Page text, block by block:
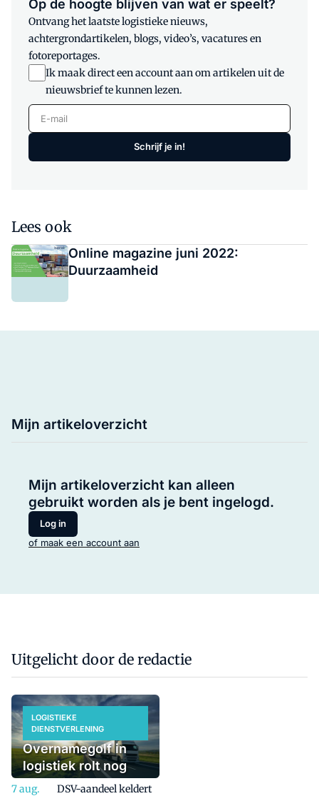
Op de hoogte blijven van wat er speelt?
Ontvang het laatste logistieke nieuws,
achtergrondartikelen, blogs, video’s, vacatures en
fotoreportages.
Ik maak direct een account aan om artikelen uit de
nieuwsbrief te kunnen lezen.
E-mail
Schrijf je in!
Lees ook
Online magazine juni 2022:
Duurzaamheid
Mijn artikeloverzicht
Mijn artikeloverzicht kan alleen
gebruikt worden als je bent ingelogd.
Log in
of maak een account aan
Uitgelicht door de redactie
LOGISTIEKE
DIENSTVERLENING
Overnamegolf in
logistiek rolt nog
even doorDSV-aandeel keldert